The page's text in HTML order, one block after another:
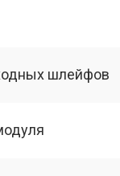
шлейфов